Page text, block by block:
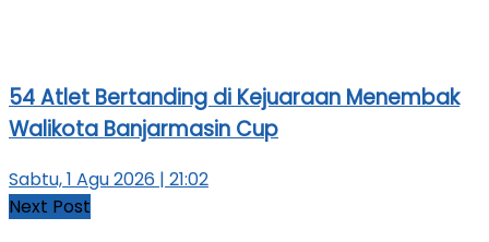
54 Atlet Bertanding di Kejuaraan Menembak
Walikota Banjarmasin Cup
Sabtu, 1 Agu 2026 | 21:02
Next Post